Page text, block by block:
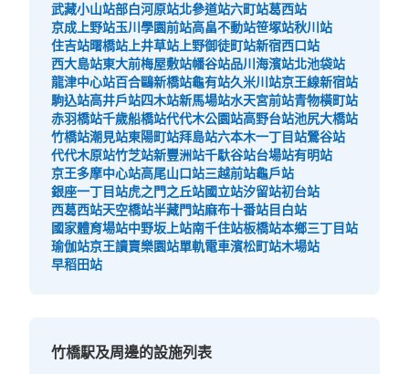
武藏小山站部白河原站北參道站六町站葛西站
京成上野站玉川學園前站高畠不動站笹塚站秋川站
住吉站曙橋站 上井草站 上野御徒町站新宿西口站
西大島站東大前梅屋敷站幡谷站品川海濱站北池袋站
龍津中心站百合鷗新橋站龜有站久米川站京王線新宿站
駒込站高井戶站四木站新馬場站水天宮前站青物橫町站
赤羽橋站千歲船橋站代代木公園站高野台站池尻大橋站
竹橋站潮見站東陽町站拜島站六本木一丁目站鶯谷站
代代木原站竹芝站新豐洲站千馱谷站台場站有明站
京王多摩中心站高尾山口站三越前站龜戶站
銀座一丁目站虎之門之丘站國立站汐留站初台站
西葛西站天空橋站半藏門站麻布十番站目白站
國家體育場站中野坂上站南千住站板橋站本鄉三丁目站
瑜伽站京王讀賣樂園站單軌電車濱松町站木場站
早稻田站
竹橋駅及周邊的設施列表